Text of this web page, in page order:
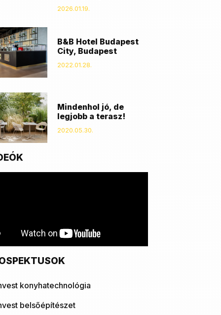
2026.01.19.
B&B Hotel Budapest
City, Budapest
2022.01.28.
Mindenhol jó, de
legjobb a terasz!
2020.05.30.
konyhatechnológia
belsőépítészet